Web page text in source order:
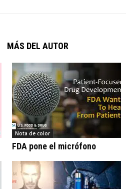
MÁS DEL AUTOR
Nota de color
FDA pone el micrófono